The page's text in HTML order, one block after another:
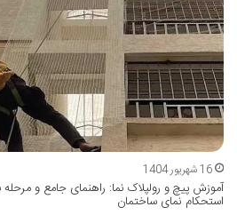
16 شهریور 1404
آموزش پیچ و رولپلاک نما: راهنمای جامع و
استحکام نمای ساختمان